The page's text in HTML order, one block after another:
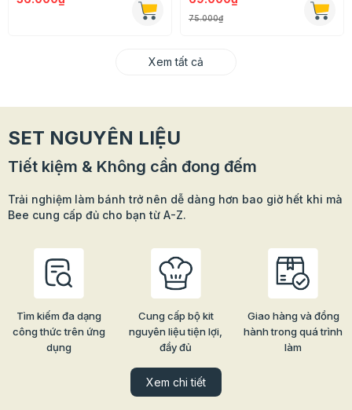
75.000₫
Xem tất cả
SET NGUYÊN LIỆU
Tiết kiệm & Không cần đong đếm
Trải nghiệm làm bánh trở nên dễ dàng hơn bao giờ hết khi mà
Bee cung cấp đủ cho bạn từ A-Z.
Tìm kiếm đa dạng
công thức trên ứng
dụng
Cung cấp bộ kit
nguyên liệu tiện lợi,
đầy đủ
Giao hàng và đồng
hành trong quá trình
làm
Xem chi tiết